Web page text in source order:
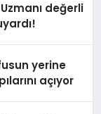
değerli
yerine
açıyor